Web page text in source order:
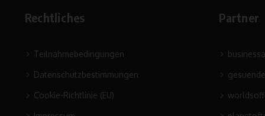
Rechtliches
Teilnahmebedingungen
Datenschutzbestimmungen
Cookie-Richtlinie (EU)
Partner